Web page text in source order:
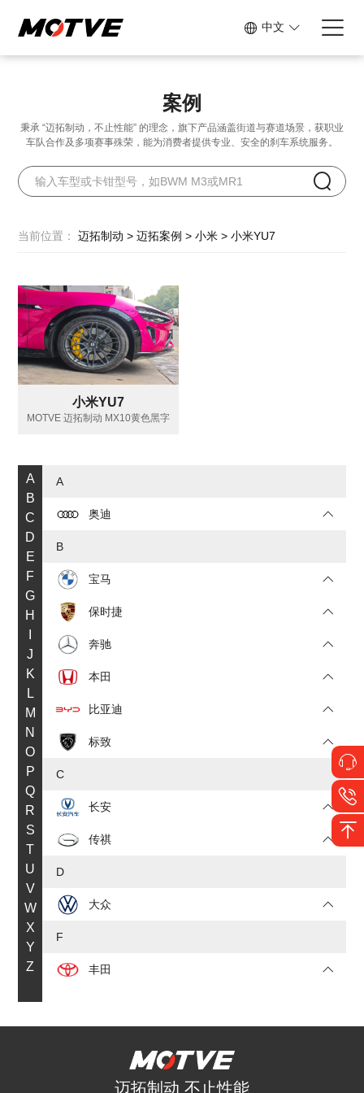
中文
案例
秉承 “迈拓制动，不止性能” 的理念，旗下产品涵盖街道与赛道场景， 获职业
车队合作及多项赛事殊荣，能为消费者提供专业、安全的刹车系统服务。
当前位置：迈拓制动 > 迈拓案例 > 小米 > 小米YU7
小米YU7
MOTVE 迈拓制动 MX10黄色黑字
A
B
C
D
E
F
G
H
J
K
L
M
N
O
P
Q
R
S
T
U
V
W
X
Y
Z
A
奥迪
B
宝马
保时捷
奔驰
本田
比亚迪
标致
C
长安
传祺
D
大众
F
丰田
迈拓制动 不止性能